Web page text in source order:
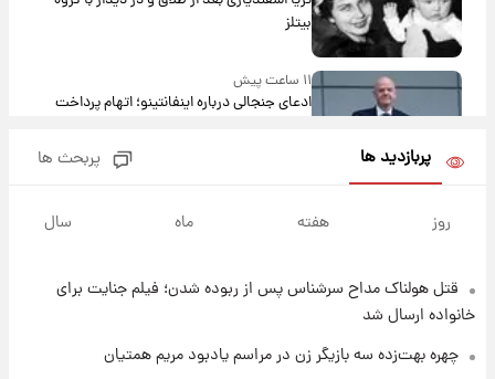
بیتلز
۱۱ ساعت پیش
ادعای جنجالی درباره اینفانتینو؛ اتهام پرداخت
آلزایمر و زوال عقل افزایش می‌یابد؟
۱۲ ساعت پیش
پربازدید ها پربحث ها
روز هفته ماه سال
قتل هولناک مداح سرشناس پس از ربوده شدن؛ فیلم جنایت برای
خانواده ارسال شد
چهره بهت‌زده سه بازیگر زن در مراسم یادبود مریم همتیان